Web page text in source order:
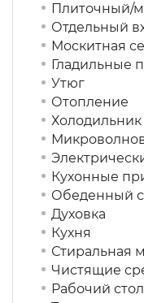
Плиточный/
Отдельный
Москитная
Гладильные
Утюг
Отопление
Холодильник
Кухонные
Обеденный
Духовка
Кухня
Стиральная
Чистящие
Рабочий стол